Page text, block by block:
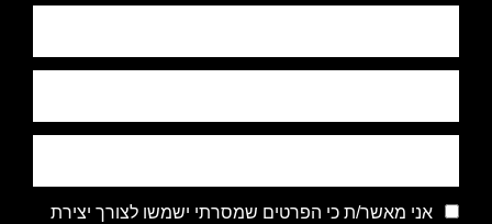
אני מאשר/ת כי הפרטים שמסרתי ישמשו לצורך יצירת